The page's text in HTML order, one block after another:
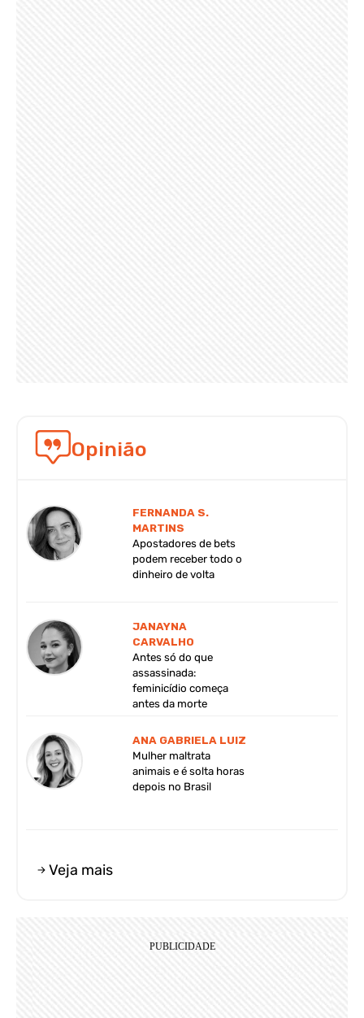
Opinião
FERNANDA S.
MARTINS
Apostadores de bets
podem receber todo o
dinheiro de volta
JANAYNA
CARVALHO
Antes só do que
assassinada:
feminicídio começa
antes da morte
ANA GABRIELA LUIZ
Mulher maltrata
animais e é solta horas
depois no Brasil
Veja mais